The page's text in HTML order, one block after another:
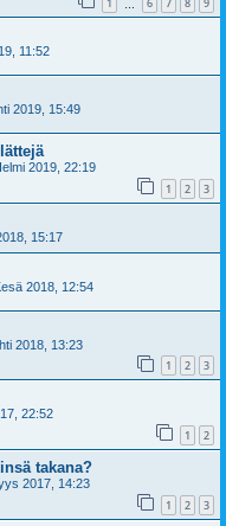
11:52
2019, 15:49
2019, 22:19
1 2 3
15:17
2018, 12:54
2018, 13:23
1 2 3
22:52
1 2
takana?
2017, 14:23
1 2 3